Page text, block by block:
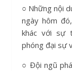
○ Những nội
ngày hôm
khác với sự
phóng đại sự
○ Đội ngũ